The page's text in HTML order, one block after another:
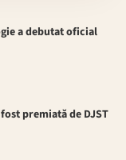
a debutat oficial
premiată de DJST